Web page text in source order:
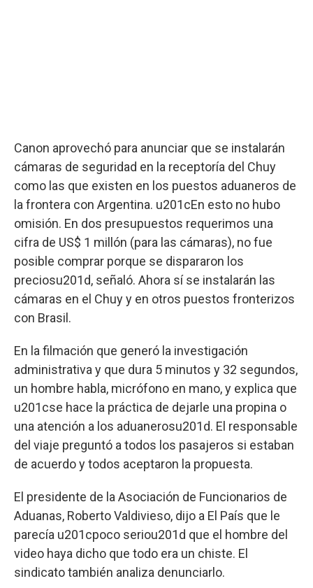
Canon aprovechó para anunciar que se instalarán
cámaras de seguridad en la receptoría del Chuy
como las que existen en los puestos aduaneros de
la frontera con Argentina. u201cEn esto no hubo
omisión. En dos presupuestos requerimos una
cifra de US$ 1 millón (para las cámaras), no fue
posible comprar porque se dispararon los
preciosu201d, señaló. Ahora sí se instalarán las
cámaras en el Chuy y en otros puestos fronterizos
con Brasil.
En la filmación que generó la investigación
administrativa y que dura 5 minutos y 32 segundos,
un hombre habla, micrófono en mano, y explica que
u201cse hace la práctica de dejarle una propina o
una atención a los aduanerosu201d. El responsable
del viaje preguntó a todos los pasajeros si estaban
de acuerdo y todos aceptaron la propuesta.
El presidente de la Asociación de Funcionarios de
Aduanas, Roberto Valdivieso, dijo a El País que le
parecía u201cpoco seriou201d que el hombre del
video haya dicho que todo era un chiste. El
sindicato también analiza denunciarlo.